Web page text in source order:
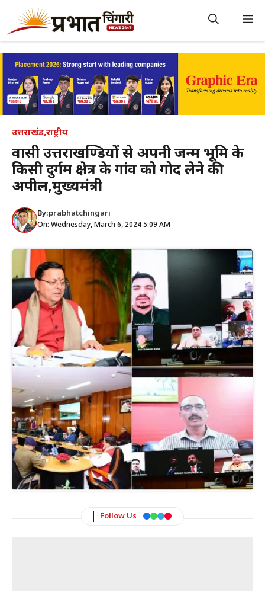
content
उत्तराखंड,राष्ट्रीय
प्रवासी उत्तराखण्डियों से अपनी जन्म भूमि के
किसी दुर्गम क्षेत्र के गांव को गोद लेने की
अपील,मुख्यमंत्री
By:prabhatchingari
On: Wednesday, March 6, 2024 5:09 AM
Follow Us